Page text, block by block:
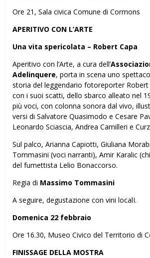
Ore 21, Sala civica Comune di Cormons
APERITIVO CON L’ARTE
Una vita spericolata – Robert Capa
Aperitivo con l’Arte, a cura dell’
Adelinquere, porta in scena uno
storia del leggendario fotoreporter
con i suoi scatti, dello sbarco alleato nel
più voci, con colonna sonora dal vivo,
versi di Salvatore Quasimodo e Cesare
Leonardo Sciascia, Andrea Camilleri e
Sul palco, Arianna Capiotti, Giuliana
Tommasini (voci narranti), Amir Karalic
del fumettista Lelio Bonaccorso.
Regia di Massimo Tommasini
A seguire, degustazione con vini localI.
Domenica 22 febbraio
Ore 16.30, Museo Civico del Territorio di
FINISSAGE DELLA MOSTRA